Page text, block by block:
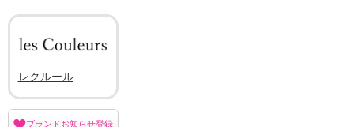
レクルール
ブランドお知らせ登録